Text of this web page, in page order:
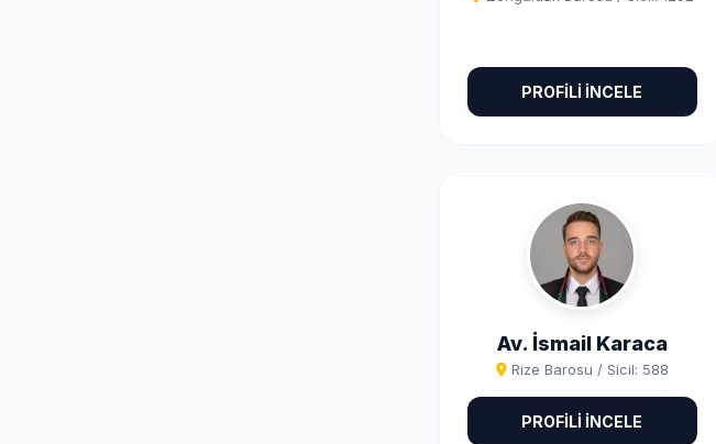
PROFİLİ İNCELE
Av. İsmail Karaca
Rize Barosu / Sicil: 588
PROFİLİ İNCELE